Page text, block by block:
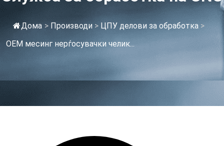
Дома > Производи > ЦПУ делови за обработка >
ОЕМ месинг нерѓосувачки челик...